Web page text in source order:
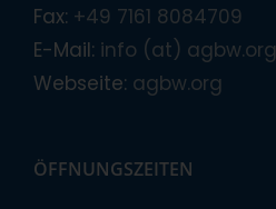
Fax: +49 7161 8084709
E-Mail: info (at) agbw.org
Webseite: agbw.org
ÖFFNUNGSZEITEN